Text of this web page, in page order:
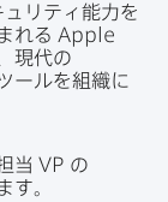
ュリティ能力を​
れる Apple
現代の​
ールを​組織に​
当 VP の​
す。